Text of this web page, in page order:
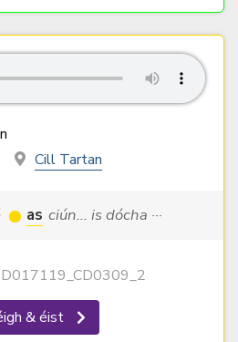
Cill Tartan
as ciún... is dócha ···
& éist